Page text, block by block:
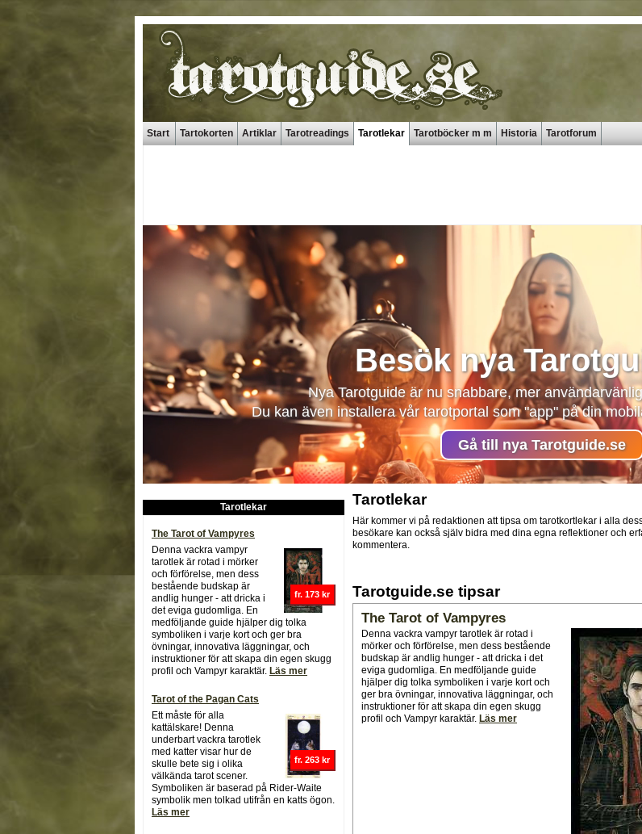
Start Tartokorten Artiklar Tarotreadings Tarotlekar Tarotböcker m m Historia Tarotforum
Besök nya
Nya Tarotguide är nu snabbare, mer
Du kan även installera vår tarotportal som "app" på din
Gå till nya Tarotguide.se
Tarotlekar
The Tarot of Vampyres
fr. 173 kr
Denna vackra vampyr
tarotlek är rotad i mörker
och förförelse, men dess
bestående budskap är
andlig hunger - att dricka i
det eviga gudomliga. En
medföljande guide hjälper dig tolka
symboliken i varje kort och ger bra
övningar, innovativa läggningar, och
instruktioner för att skapa din egen skugg
profil och Vampyr karaktär. Läs mer
Tarot of the Pagan Cats
fr. 263 kr
Ett måste för alla
kattälskare! Denna
underbart vackra tarotlek
med katter visar hur de
skulle bete sig i olika
välkända tarot scener.
Symboliken är baserad på Rider-Waite
symbolik men tolkad utifrån en katts ögon.
Läs mer
Tarotlekar
Här kommer vi på redaktionen att tipsa om tarotkortlekar i alla
besökare kan också själv bidra med dina egna reflektioner och
kommentera.
Tarotguide.se tipsar
The Tarot of Vampyres
Denna vackra vampyr tarotlek är rotad i
mörker och förförelse, men dess bestående
budskap är andlig hunger - att dricka i det
eviga gudomliga. En medföljande guide
hjälper dig tolka symboliken i varje kort och
ger bra övningar, innovativa läggningar, och
instruktioner för att skapa din egen skugg
profil och Vampyr karaktär. Läs mer